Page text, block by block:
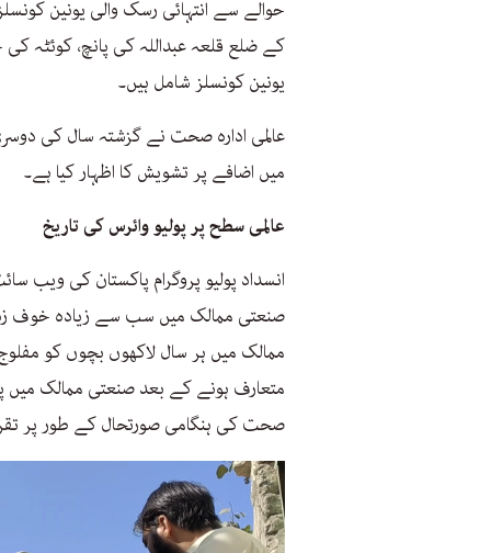
حوالے سے انتہائی رسک والی یونین
یونین کونسلز شامل ہیں۔
عالمی ادارہ صحت نے گزشتہ سال کی
میں اضافے پر تشویش کا اظہار کیا ہے۔
عالمی سطح پر پولیو وائرس کی تاریخ
انسداد پولیو پروگرام پاکستان کی ویب
صنعتی ممالک میں سب سے زیادہ خوف
متعارف ہونے کے بعد صنعتی ممالک میں
صحت کی ہنگامی صورتحال کے طور پر